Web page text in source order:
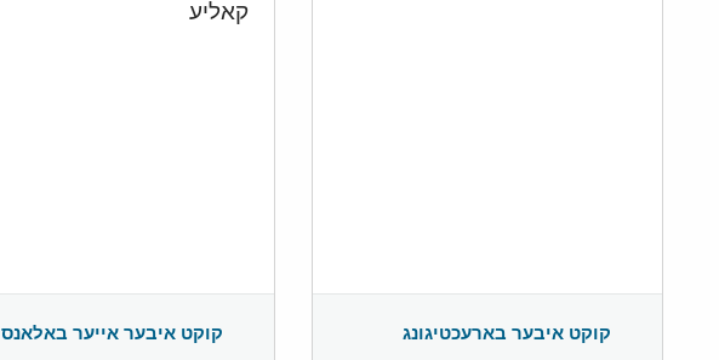
קאליע
קוקט איבער אייער באלאנס קוקט איבער בארעכטיגונג